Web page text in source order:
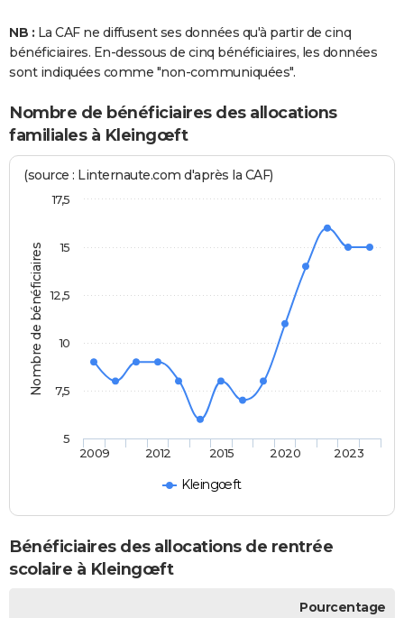
NB : La CAF ne diffusent ses données qu'à partir de cinq
bénéficiaires. En-dessous de cinq bénéficiaires, les données
sont indiquées comme "non-communiquées".
Nombre de bénéficiaires des allocations
familiales à Kleingœft
Nombre de bénéficiaires
(source : Linternaute.com d'après la CAF)
Kleingœft
2009 2012 2015 2020 2023
5
7,5
10
12,5
15
17,5
Bénéficiaires des allocations de rentrée
scolaire à Kleingœft
Pourcentage